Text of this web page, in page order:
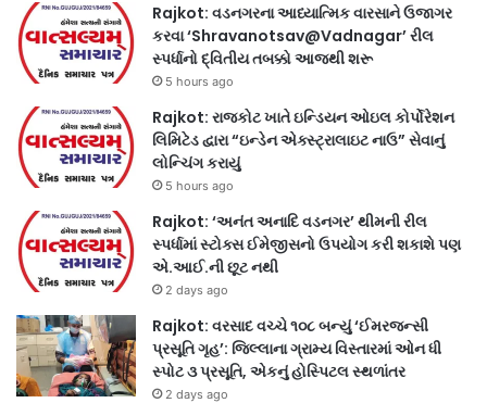
Rajkot: વડનગરના આધ્યાત્મિક વારસાને ઉજાગર
કરવા ‘Shravanotsav@Vadnagar’ રીલ
સ્પર્ધાનો દ્વિતીય તબક્કો આજથી શરૂ
5 hours ago
Rajkot: રાજકોટ ખાતે ઇન્ડિયન ઓઇલ કોર્પોરેશન
લિમિટેડ દ્વારા “ઇન્ડેન એક્સ્ટ્રાલાઇટ નાઉ” સેવાનું
લોન્ચિંગ કરાયું
5 hours ago
Rajkot: ‘અનંત અનાદિ વડનગર’ થીમની રીલ
સ્પર્ધામાં સ્ટોક્સ ઈમેજીસનો ઉપયોગ કરી શકાશે પણ
એ.આઈ.ની છૂટ નથી
2 days ago
Rajkot: વરસાદ વચ્ચે ૧૦૮ બન્યું ‘ઈમરજન્સી
પ્રસૂતિ ગૃહ’: જિલ્લાના ગ્રામ્ય વિસ્તારમાં ઓન ધી
સ્પોટ ૩ પ્રસૂતિ, એકનું હોસ્પિટલ સ્થળાંતર
2 days ago